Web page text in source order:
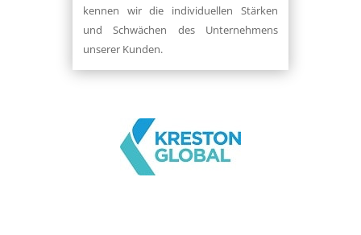
kennen wir die individuellen Stärken
und Schwächen des Unternehmens
unserer Kunden.